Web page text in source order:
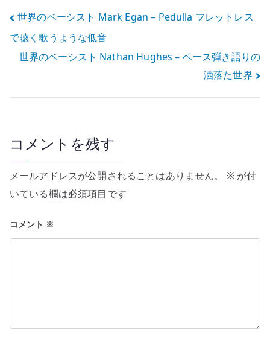
投
稿
ナ
ビ
ー
シ
ョ
ン
世界のベーシスト Mark Egan – Pedulla フレットレス
で聴く歌うような低音
世界のベーシスト Nathan Hughes – ベース弾き語りの
洒落た世界
コメントを残す
メールアドレスが公開されることはありません。 ※が付
いている欄は必須項目です
コメント ※